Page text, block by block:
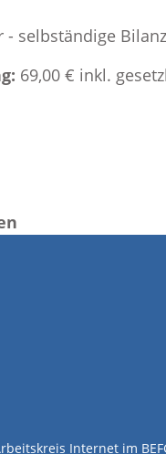
- selbständige
69,00 € inkl.
Internet im